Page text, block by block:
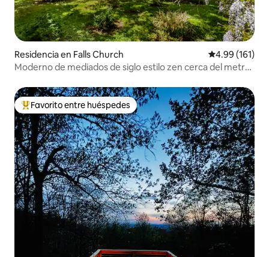
Residencia en Falls Church Calificación
4.99 (161)
Moderno de mediados de siglo estilo zen cerca del metro
De los mejores en Favorito entre huéspedes
Favorito entre huéspedes